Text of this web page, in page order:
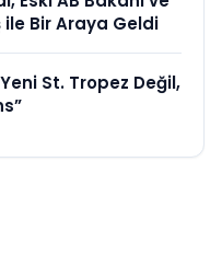
ile Bir Araya Geldi
St. Tropez Değil,